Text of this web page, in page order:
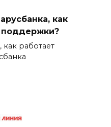
как
поддержки?
как работает